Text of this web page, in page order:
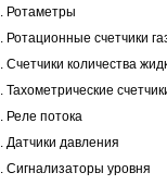
Ротаметры
Ротационные счетчики
Счетчики количества
Тахометрические
Реле потока
Датчики давления
Сигнализаторы уровня